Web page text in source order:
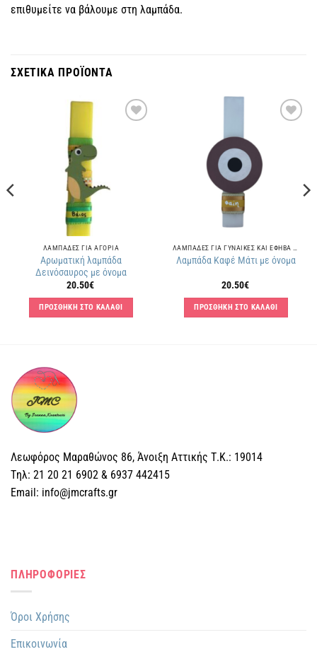
επιθυμείτε να βάλουμε στη λαμπάδα.
ΣΧΕΤΙΚΑ ΠΡΟΪΟΝΤΑ
ΛΑΜΠΑΔΕΣ ΓΙΑ ΑΓΟΡΙΑ
Αρωματική λαμπάδα
Δεινόσαυρος με όνομα
20.50€
ΠΡΟΣΘΗΚΗ ΣΤΟ ΚΑΛΑΘΙ
Λαμπάδα Καφέ Μάτι με όνομα
20.50€
ΠΡΟΣΘΗΚΗ ΣΤΟ ΚΑΛΑΘΙ
Λεωφόρος Μαραθώνος 86, Άνοιξη Αττικής Τ.Κ.: 19014
Tηλ: 21 20 21 6902 & 6937 442415
Email: info@jmcrafts.gr
ΠΛΗΡΟΦΟΡΙΕΣ
Όροι Χρήσης
Επικοινωνία